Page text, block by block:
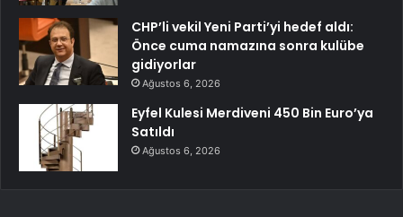
CHP’li vekil Yeni Parti’yi hedef aldı:
Önce cuma namazına sonra kulübe
gidiyorlar
Ağustos 6, 2026
Eyfel Kulesi Merdiveni 450 Bin Euro’ya
Satıldı
Ağustos 6, 2026